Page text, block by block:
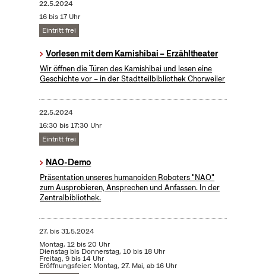
22.5.2024
16 bis 17 Uhr
Eintritt frei
Vorlesen mit dem Kamishibai – Erzähltheater
Wir öffnen die Türen des Kamishibai und lesen eine
Geschichte vor – in der Stadtteilbibliothek Chorweiler
22.5.2024
16:30 bis 17:30 Uhr
Eintritt frei
NAO-Demo
Präsentation unseres humanoiden Roboters "NAO"
zum Ausprobieren, Ansprechen und Anfassen. In der
Zentralbibliothek.
27. bis31.5.2024
Montag, 12 bis 20 Uhr
Dienstag bis Donnerstag, 10 bis 18 Uhr
Freitag, 9 bis 14 Uhr
Eröffnungsfeier: Montag, 27. Mai, ab 16 Uhr